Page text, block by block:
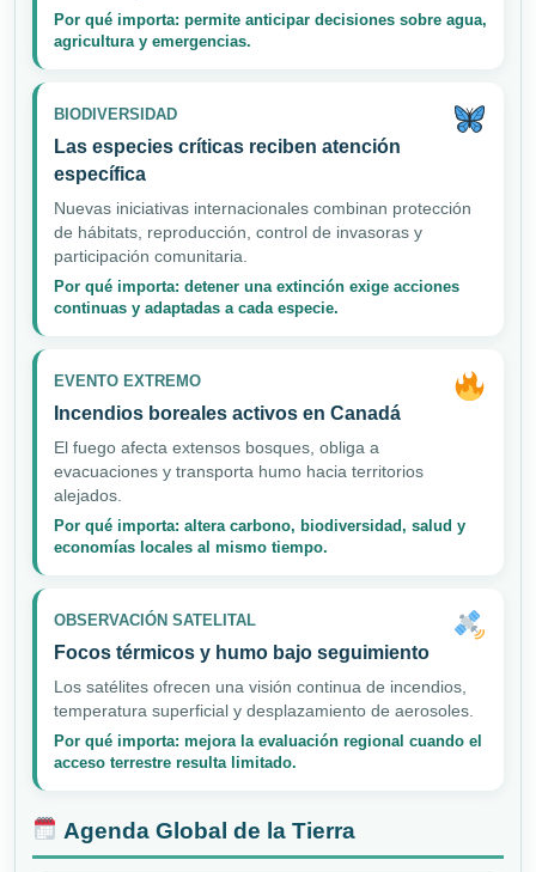
Por qué importa: permite anticipar decisiones sobre agua,
agricultura y emergencias.
BIODIVERSIDAD
Las especies críticas reciben atención
específica
Nuevas iniciativas internacionales combinan protección
de hábitats, reproducción, control de invasoras y
participación comunitaria.
Por qué importa: detener una extinción exige acciones
continuas y adaptadas a cada especie.
EVENTO EXTREMO
Incendios boreales activos en Canadá
El fuego afecta extensos bosques, obliga a
evacuaciones y transporta humo hacia territorios
alejados.
Por qué importa: altera carbono, biodiversidad, salud y
economías locales al mismo tiempo.
OBSERVACIÓN SATELITAL
Focos térmicos y humo bajo seguimiento
Los satélites ofrecen una visión continua de incendios,
temperatura superficial y desplazamiento de aerosoles.
Por qué importa: mejora la evaluación regional cuando el
acceso terrestre resulta limitado.
Agenda Global de la Tierra